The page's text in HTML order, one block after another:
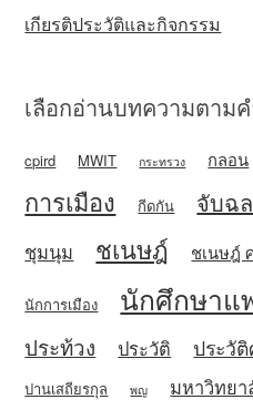
เกียรติประวัติและกิจกรรม
เลือกอ่านบทความตาม
cpird MWIT กระทรวง กลอน
การเมือง กีดกัน จับฉ
ชุมนุม ชเนษฎ์ ชเนษฎ์
นักการเมือง นักศึกษาแ
ประท้วง ประวัติ ประวั
ปานเสถียรกุล พญ มหาวิทยา